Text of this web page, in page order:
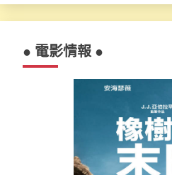
● 電影情報 ●